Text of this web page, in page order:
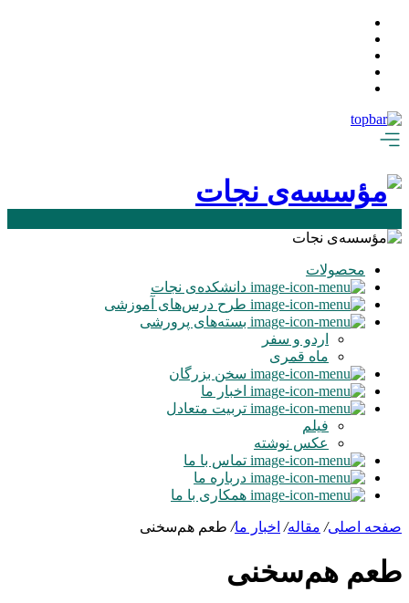
محصولات
دانشکده‌ی نجات
طرح درس‌های آموزشی
بسته‌های پرورشی
اردو و سفر
ماه‌ قمری
سخن بزرگان
اخبار ما
تربیت متعادل
فیلم
عکس نوشته
تماس با ما
درباره ما
همکاری با ما
صفحه اصلی/ مقاله/ اخبار ما/ طعم هم‌سخنی
طعم هم‌سخنی